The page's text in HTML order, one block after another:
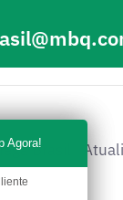
Brasil |
Agora!
Agora!